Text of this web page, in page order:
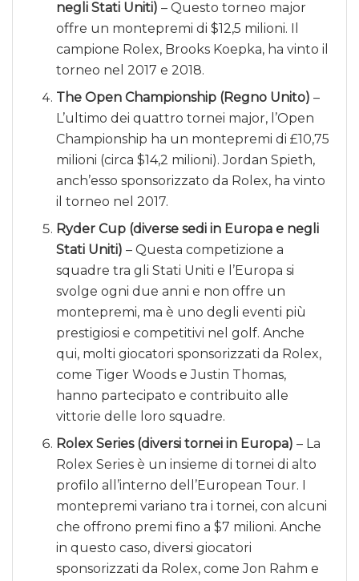
negli Stati Uniti) – Questo torneo major
offre un montepremi di $12,5 milioni. Il
campione Rolex, Brooks Koepka, ha vinto il
torneo nel 2017 e 2018.
The Open Championship (Regno Unito) –
L’ultimo dei quattro tornei major, l’Open
Championship ha un montepremi di £10,75
milioni (circa $14,2 milioni). Jordan Spieth,
anch’esso sponsorizzato da Rolex, ha vinto
il torneo nel 2017.
Ryder Cup (diverse sedi in Europa e negli
Stati Uniti) – Questa competizione a
squadre tra gli Stati Uniti e l’Europa si
svolge ogni due anni e non offre un
montepremi, ma è uno degli eventi più
prestigiosi e competitivi nel golf. Anche
qui, molti giocatori sponsorizzati da Rolex,
come Tiger Woods e Justin Thomas,
hanno partecipato e contribuito alle
vittorie delle loro squadre.
Rolex Series (diversi tornei in Europa) – La
Rolex Series è un insieme di tornei di alto
profilo all’interno dell’European Tour. I
montepremi variano tra i tornei, con alcuni
che offrono premi fino a $7 milioni. Anche
in questo caso, diversi giocatori
sponsorizzati da Rolex, come Jon Rahm e